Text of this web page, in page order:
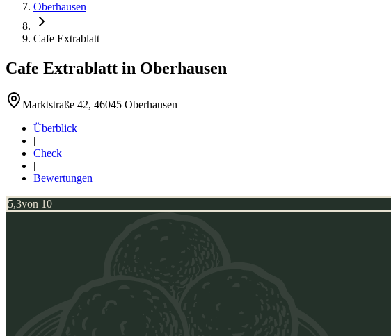
Oberhausen
Cafe Extrablatt
Cafe Extrablatt in Oberhausen
Marktstraße 42, 46045 Oberhausen
Überblick
|
Check
|
Bewertungen
5,3von 10